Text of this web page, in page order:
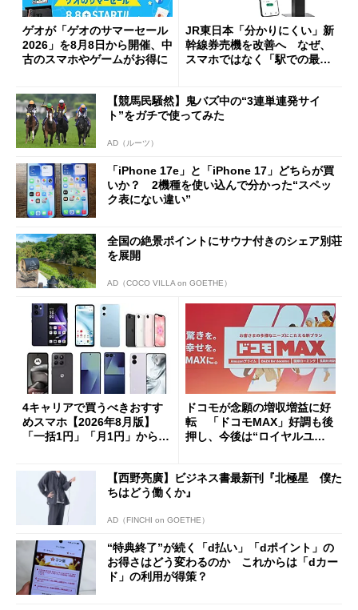
ゲオが「ゲオのサマーセール
2026」を8月8日から開催、中
古のスマホやゲームがお得に
JR東日本「分かりにくい」新
幹線券売機を改善へ なぜ、
スマホではなく「駅での最短
【競馬民騒然】鬼バズ中の“3連単連発サイ
ト”をガチで使ってみた
AD（ルーツ）
「iPhone 17e」と「iPhone 17」どちらが買
いか？ 2機種を使い込んで分かった“スペッ
ク表にない違い”
全国の絶景ポイントにサウナ付きのシェア別荘
を展開
AD（COCO VILLA on GOETHE）
4キャリアで買うべきおすす
めスマホ【2026年8月版】
「一括1円」「月1円」からお
ドコモが念願の増収増益に好
転 「ドコモMAX」好調も後
押し、今後は“ロイヤルユー
【西野亮廣】ビジネス書最新刊『北極星 僕た
ちはどう働くか』
AD（FINCHI on GOETHE）
“特典終了”が続く「d払い」「dポイント」の
お得さはどう変わるのか これからは「dカー
ド」の利用が得策？